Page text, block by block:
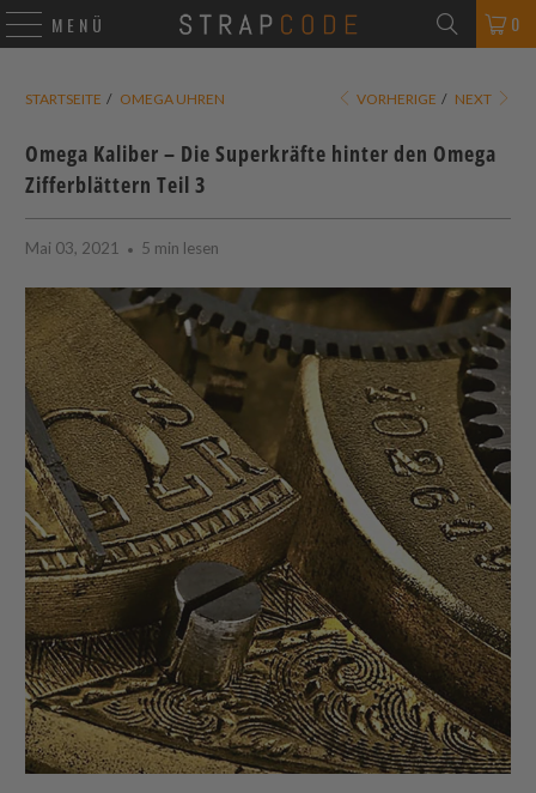
MENÜ 0
STARTSEITE / OMEGA UHREN VORHERIGE / NEXT
Omega Kaliber – Die Superkräfte hinter den Omega
Zifferblättern Teil 3
Mai 03, 2021 5 min lesen